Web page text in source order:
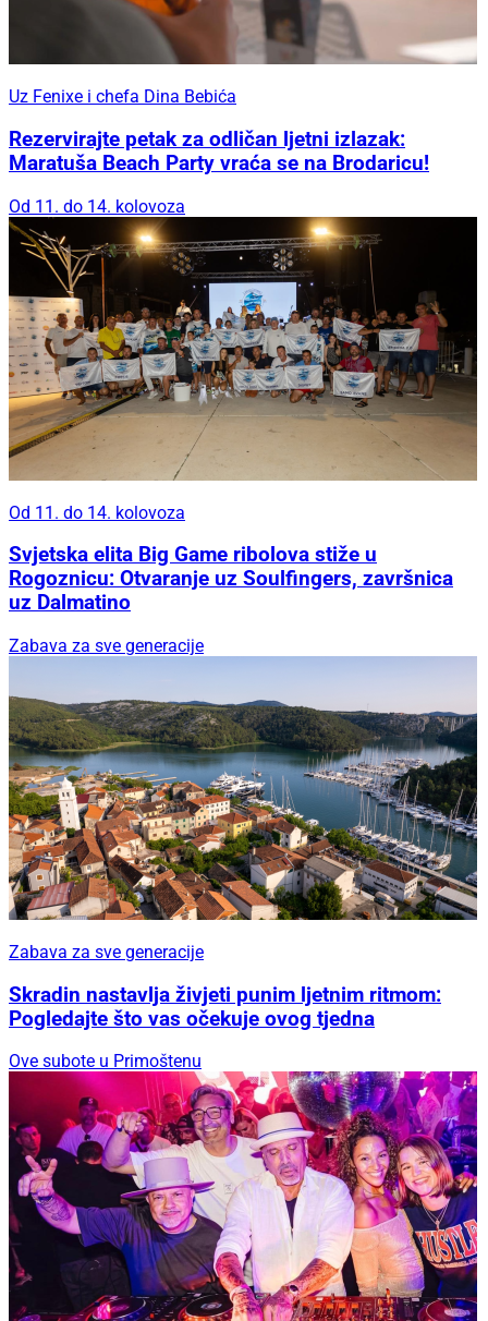
Uz Fenixe i chefa Dina Bebića
Rezervirajte petak za odličan ljetni izlazak:
Maratuša Beach Party vraća se na Brodaricu!
Od 11. do 14. kolovoza
Od 11. do 14. kolovoza
Svjetska elita Big Game ribolova stiže u
Rogoznicu: Otvaranje uz Soulfingers, završnica
uz Dalmatino
Zabava za sve generacije
Zabava za sve generacije
Skradin nastavlja živjeti punim ljetnim ritmom:
Pogledajte što vas očekuje ovog tjedna
Ove subote u Primoštenu